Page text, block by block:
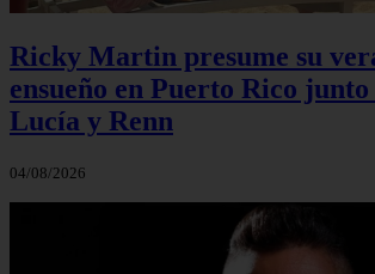
Ricky Martin presume su
ensueño en Puerto Rico junto
Lucía y Renn
04/08/2026